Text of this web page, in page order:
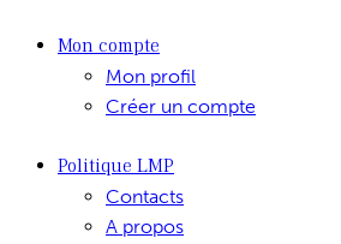
Mon compte
Mon profil
Créer un compte
Politique LMP
Contacts
A propos